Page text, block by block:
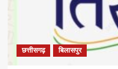
छत्तीसगढ़ बिलासपुर